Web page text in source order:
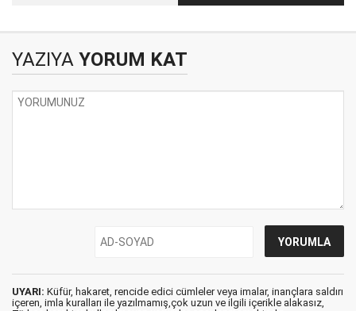
hakaret!
YAZIYA YORUM KAT
UYARI: Küfür, hakaret, rencide edici cümleler veya imalar, inançlara saldırı
içeren, imla kuralları ile yazılmamış,çok uzun ve ilgili içerikle alakasız,